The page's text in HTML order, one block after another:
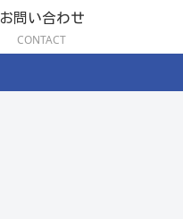
お問い合わせ
CONTACT